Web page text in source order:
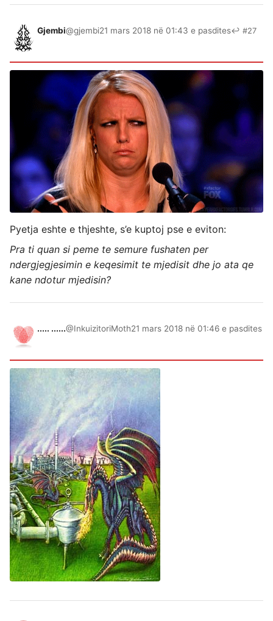
Gjembi@gjembi21 mars 2018 në 01:43 e pasdites↩ #27
Pyetja eshte e thjeshte, s’e kuptoj pse e eviton:
Pra ti quan si peme te semure fushaten per
ndergjegjesimin e keqesimit te mjedisit dhe jo ata qe
kane ndotur mjedisin?
..... ......@InkuizitoriMoth21 mars 2018 në 01:46 e pasdites